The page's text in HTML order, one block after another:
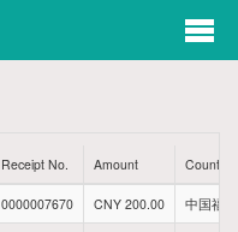
Receipt No. Amount Country
0000007670 CNY 200.00 中国福建